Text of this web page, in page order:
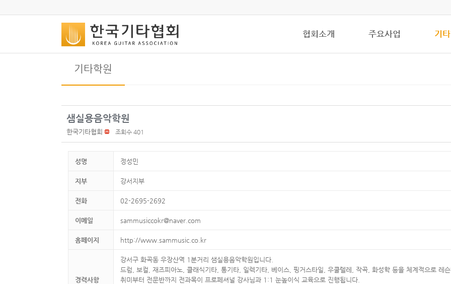
협회소개 주요사업 기
기타학원
샘실용음악학원
한국기타협회 조회수 401
성명 정성민
지부 강서지부
전화 02-2695-2692
이메일 sammusiccokr@naver.com
홈페이지 http://www.sammusic.co.kr
경력사항
강서구 화곡동 우장산역 1분거리 샘실용음악학원입니다.
드럼, 보컬, 재즈피아노, 클래식기타, 통기타, 일렉기타, 베이스, 핑거스타일, 우쿨렐레, 작곡, 화성학 등을 체계적으로 레슨
취미부터 전문반까지 전과목이 프로페셔널 강사님과 1:1 눈높이식 교육으로 진행됩니다.